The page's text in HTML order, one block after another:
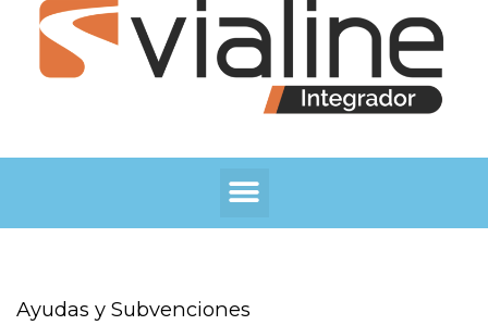
Menú
Ayudas y Subvenciones